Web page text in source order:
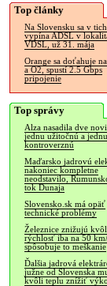
Top články
Na Slovensku sa v
vypína ADSL v
VDSL, už 31. mája
Orange sa doťahuje
a O2, spustí 2.5 Gbps
pripojenie
Top správy
Alza nasadila dve
jednu užitočnú a jednu
kontroverznú
Maďarsko jadrovú
nakoniec kompletne
neodstavilo,
tok Dunaja
Slovensko.sk má opäť
technické problémy
Železnice znižujú
rýchlosť iba na 50 km/
spôsobuje to meškanie
Ďalšia jadrová
južne od Slovenska
kvôli teplu znížiť